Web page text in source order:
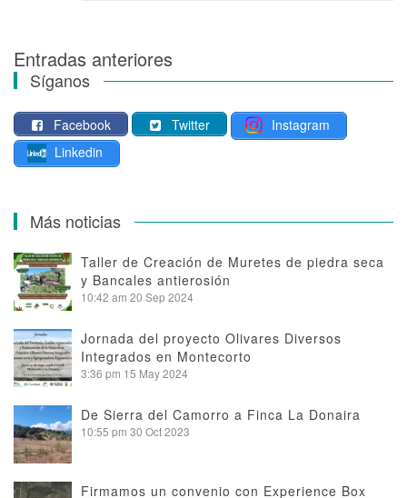
Navegación
de
entradas
Entradas anteriores
Síganos
Facebook Twitter
Instagram
Linkedin
Más noticias
Taller de Creación de Muretes de piedra seca
y Bancales antierosión
10:42 am 20 Sep 2024
Jornada del proyecto Olivares Diversos
Integrados en Montecorto
3:36 pm 15 May 2024
De Sierra del Camorro a Finca La Donaira
10:55 pm 30 Oct 2023
Firmamos un convenio con Experience Box